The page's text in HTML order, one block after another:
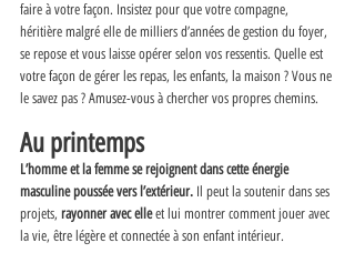
faire à votre façon. Insistez pour que votre compagne,
héritière malgré elle de milliers d’années de gestion du foyer,
se repose et vous laisse opérer selon vos ressentis. Quelle est
votre façon de gérer les repas, les enfants, la maison ? Vous ne
le savez pas ? Amusez-vous à chercher vos propres chemins.
Au printemps
L’homme et la femme se rejoignent dans cette énergie
masculine poussée vers l’extérieur. Il peut la soutenir dans ses
projets, rayonner avec elle et lui montrer comment jouer avec
la vie, être légère et connectée à son enfant intérieur.